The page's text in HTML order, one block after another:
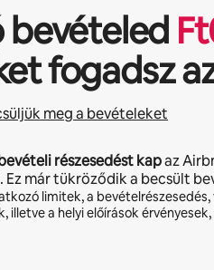
bevételed Ft
fogadsz
meg a bevételeket
részesedést kapaz
már tükröződik a becsült
limitek, a
illetve a helyi előírások